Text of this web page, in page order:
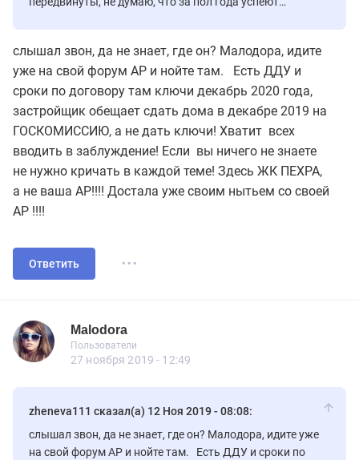
слышал звон, да не знает, где он? Малодора, идите
уже на свой форум АР и нойте там. Есть ДДУ и
сроки по договору там ключи декабрь 2020 года,
застройщик обещает сдать дома в декабре 2019 на
ГОСКОМИССИЮ, а не дать ключи! Хватит всех
вводить в заблуждение! Если вы ничего не знаете
не нужно кричать в каждой теме! Здесь ЖК ПЕХРА,
а не ваша АР!!!! Достала уже своим нытьем со своей
АР !!!!
Ответить ...
Malodora
Malodora
Пользователи
Знаток
Пользователи
114 сообщений
27 ноября 2019 - 12:49
zheneva111 сказал(а) 12 Ноя 2019 - 08:08:
слышал звон, да не знает, где он? Малодора, идите уже
на свой форум АР и нойте там. Есть ДДУ и сроки по